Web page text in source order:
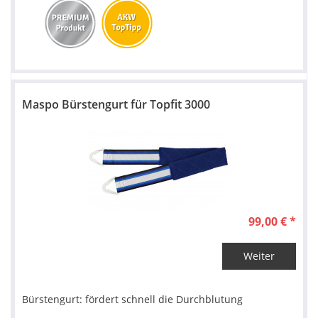
Maspo Bürstengurt für Topfit 3000
99,00 € *
Weiter
Bürstengurt: fördert schnell die Durchblutung